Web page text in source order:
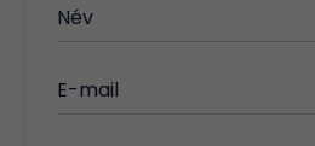
Név
E-mail